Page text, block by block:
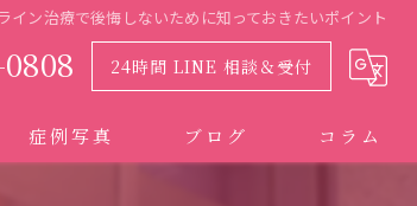
イン治療で後悔しないために知っておきたいポイント
24時間 LINE 相談＆受付
症例写真 ブログ コラム